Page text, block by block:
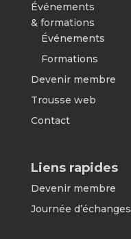
Événements
& formations
Événements
Formations
Devenir membre
Trousse web
Contact
Liens rapides
Devenir membre
Journée d’échanges